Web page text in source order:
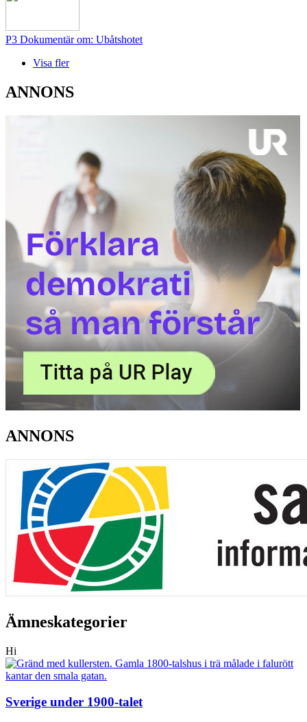
P3 Dokumentär om: Ubåtshotet
Visa fler
ANNONS
ANNONS
Ämneskategorier
Hi
Sverige under 1900-talet